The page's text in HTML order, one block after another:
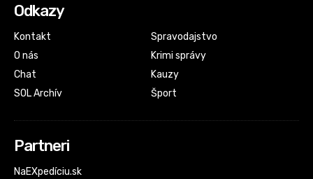
Odkazy
Kontakt
O nás
Chat
SOL Archív
Spravodajstvo
Krimi správy
Kauzy
Šport
Partneri
NaEXpedíciu.sk